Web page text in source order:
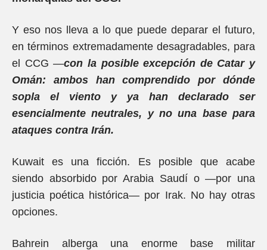
Y eso nos lleva a lo que puede deparar el futuro,
en términos extremadamente desagradables, para
el CCG —con la posible excepción de Catar y
Omán: ambos han comprendido por dónde
sopla el viento y ya han declarado ser
esencialmente neutrales, y no una base para
ataques contra Irán.
Kuwait es una ficción. Es posible que acabe
siendo absorbido por Arabia Saudí o —por una
justicia poética histórica— por Irak. No hay otras
opciones.
Bahrein alberga una enorme base militar